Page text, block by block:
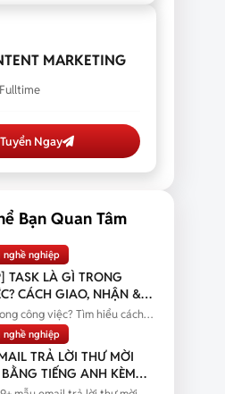
MARKETING
Fulltime
Ngay
Bạn Quan Tâm
nghề nghiệp
TASK LÀ GÌ TRONG
CÁCH GIAO, NHẬN &
công việc? Tìm hiểu cách
theo dõi task...
nghề nghiệp
TRẢ LỜI THƯ MỜI
TIẾNG ANH KÈM